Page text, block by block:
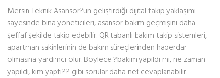
Mersin Teknik Asansör?ün geliştirdiği dijital takip yaklaşımı
sayesinde bina yöneticileri, asansör bakım geçmişini daha
şeffaf şekilde takip edebilir. QR tabanlı bakım takip sistemleri,
apartman sakinlerinin de bakım süreçlerinden haberdar
olmasına yardımcı olur. Böylece ?bakım yapıldı mı, ne zaman
yapıldı, kim yaptı?? gibi sorular daha net cevaplanabilir.